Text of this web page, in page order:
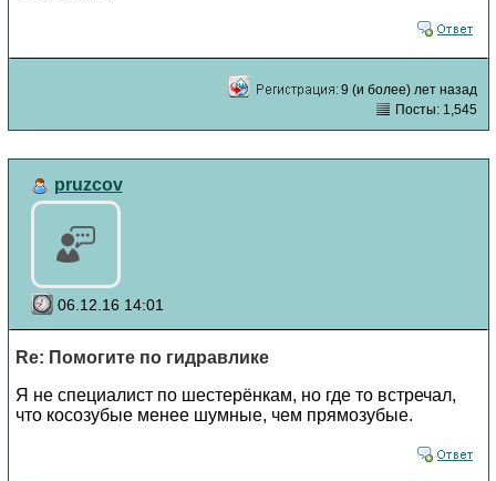
9 (и более) лет назад
Посты: 1,545
pruzcov
06.12.16 14:01
Re: Помогите по гидравлике
Я не специалист по шестерёнкам, но где то встречал,
что косозубые менее шумные, чем прямозубые.